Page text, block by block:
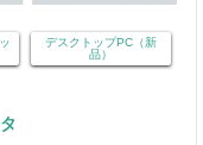
デスクトップPC（新
品）